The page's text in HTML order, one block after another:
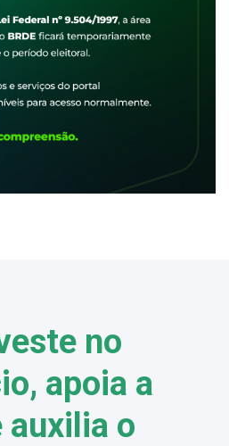
no
apoia a
auxilia o